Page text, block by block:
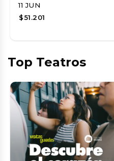
11 JUN
$51.201
Top Teatros